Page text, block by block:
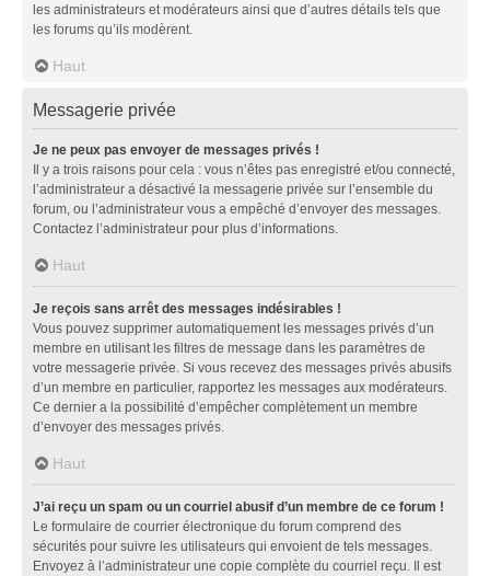
les administrateurs et modérateurs ainsi que d’autres détails tels que
les forums qu’ils modèrent.
Haut
Messagerie privée
Je ne peux pas envoyer de messages privés !
Il y a trois raisons pour cela : vous n’êtes pas enregistré et/ou connecté,
l’administrateur a désactivé la messagerie privée sur l’ensemble du
forum, ou l’administrateur vous a empêché d’envoyer des messages.
Contactez l’administrateur pour plus d’informations.
Haut
Je reçois sans arrêt des messages indésirables !
Vous pouvez supprimer automatiquement les messages privés d’un
membre en utilisant les filtres de message dans les paramètres de
votre messagerie privée. Si vous recevez des messages privés abusifs
d’un membre en particulier, rapportez les messages aux modérateurs.
Ce dernier a la possibilité d’empêcher complètement un membre
d’envoyer des messages privés.
Haut
J’ai reçu un spam ou un courriel abusif d’un membre de ce forum !
Le formulaire de courrier électronique du forum comprend des
sécurités pour suivre les utilisateurs qui envoient de tels messages.
Envoyez à l’administrateur une copie complète du courriel reçu. Il est